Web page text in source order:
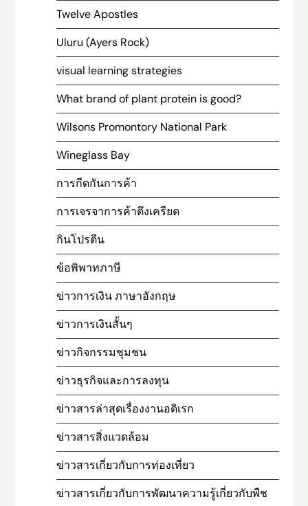
Twelve Apostles
Uluru (Ayers Rock)
visual learning strategies
What brand of plant protein is good?
Wilsons Promontory National Park
Wineglass Bay
การกีดกันการค้า
การเจรจาการค้าตึงเครียด
กินโปรตีน
ข้อพิพาทภาษี
ข่าวการเงิน ภาษาอังกฤษ
ข่าวการเงินสั้นๆ
ข่าวกิจกรรมชุมชน
ข่าวธุรกิจและการลงทุน
ข่าวสารล่าสุดเรื่องงานอดิเรก
ข่าวสารสิ่งแวดล้อม
ข่าวสารเกี่ยวกับการท่องเที่ยว
ข่าวสารเกี่ยวกับการพัฒนาความรู้เกี่ยวกับพืช